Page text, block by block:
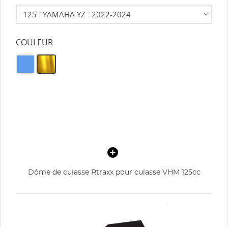
COULEUR
Dôme de culasse Rtraxx pour culasse VHM 125cc